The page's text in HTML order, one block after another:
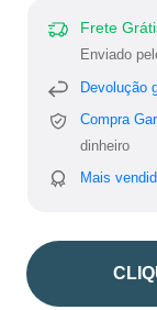
Frete
Enviado
Devolução
Compra
dinheiro
Mais